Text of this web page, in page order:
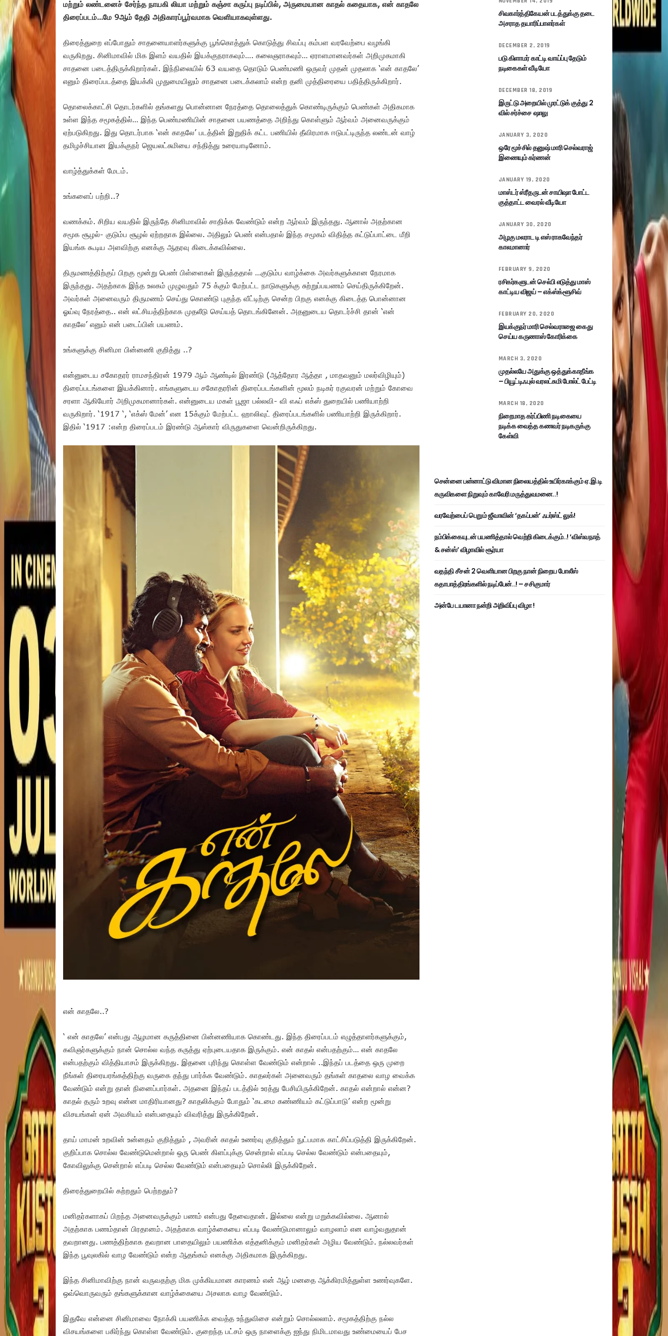
மற்றும் லண்டனைச் சேர்ந்த நாயகி லியா மற்றும் கஞ்சா கருப்பு நடிப்பில், அருமையான காதல் கதையாக, என் காதலே
திரைப்படம்…மே 9ஆம் தேதி அதிகாரப்பூர்வமாக வெளியாகவுள்ளது.
திரைத்துறை எப்போதும் சாதனையாளர்களுக்கு பூங்கொத்துக் கொடுத்து சிவப்பு கம்பள வரவேற்பை வழங்கி
வருகிறது. சினிமாவில் மிக இளம் வயதில் இயக்குநராகவும்…. கலைஞராகவும்… ஏராளமானவர்கள் அறிமுகமாகி
சாதனை படைத்திருக்கிறார்கள். இந்நிலையில் 63 வயதை தொடும் பெண்மணி ஒருவர் முதன் முதலாக ‘என் காதலே’
எனும் திரைப்படத்தை இயக்கி முதுமையிலும் சாதனை படைக்கலாம் என்ற தனி முத்திரையை பதித்திருக்கிறார்.
தொலைக்காட்சி தொடர்களில் தங்களது பொன்னான நேரத்தை தொலைத்துக் கொண்டிருக்கும் பெண்கள் அதிகமாக
உள்ள இந்த சமூகத்தில்… இந்த பெண்மணியின் சாதனை பயணத்தை அறிந்து கொள்ளும் ஆர்வம் அனைவருக்கும்
ஏற்படுகிறது. இது தொடர்பாக ‘என் காதலே’ படத்தின் இறுதிக் கட்ட பணியில் தீவிரமாக ஈடுபட்டிருந்த லண்டன் வாழ்
தமிழச்சியான இயக்குநர் ஜெயலட்சுமியை சந்தித்து உரையாடினோம்.
வாழ்த்துக்கள் மேடம்.
உங்களைப் பற்றி..?
வணக்கம். சிறிய வயதில் இருந்தே சினிமாவில் சாதிக்க வேண்டும் என்ற ஆர்வம் இருந்தது. ஆனால் அதற்கான
சமூக சூழல்- குடும்ப சூழல் ஏற்றதாக இல்லை. அதிலும் பெண் என்பதால் இந்த சமூகம் விதித்த கட்டுப்பாட்டை மீறி
இயங்க கூடிய அளவிற்கு எனக்கு ஆதரவு கிடைக்கவில்லை.
திருமணத்திற்குப் பிறகு மூன்று பெண் பிள்ளைகள் இருந்ததால் …குடும்ப வாழ்க்கை அவர்களுக்கான நேரமாக
இருந்தது. அதற்காக இந்த உலகம் முழுவதும் 75 க்கும் மேற்பட்ட நாடுகளுக்கு சுற்றுப்பயணம் செய்திருக்கிறேன்.
அவர்கள் அனைவரும் திருமணம் செய்து கொண்டு புகுந்த வீட்டிற்கு சென்ற பிறகு எனக்கு கிடைத்த பொன்னான
ஓய்வு நேரத்தை.. என் லட்சியத்திற்காக முதலீடு செய்யத் தொடங்கினேன். அதனுடைய தொடர்ச்சி தான் ‘என்
காதலே’ எனும் என் படைப்பின் பயணம்.
உங்களுக்கு சினிமா பின்னணி குறித்து ..?
என்னுடைய சகோதரர் ராமசந்திரன் 1979 ஆம் ஆண்டில் இரண்டு (ஆத்தோர ஆத்தா , மாதவனும் மலர்விழியும்)
திரைப்படங்களை இயக்கினார்.‌ எங்களுடைய சகோதரரின் திரைப்படங்களின் மூலம் நடிகர் ரகுவரன் மற்றும் கோவை
சரளா ஆகியோர் அறிமுகமானார்கள். என்னுடைய மகள் பூஜா பல்லவி- வி எஃப் எக்ஸ் துறையில் பணியாற்றி
வருகிறார். ‘1917 ‘, ‘எக்ஸ் மேன்’ என 15க்கும் மேற்பட்ட ஹாலிவுட் திரைப்படங்களில் பணியாற்றி இருக்கிறார்.
இதில் ‘1917 :என்ற திரைப்படம் இரண்டு ஆஸ்கார் விருதுகளை வென்றிருக்கிறது.
என் காதலே..?
‘ என் காதலே’ என்பது ஆழமான கருத்தினை பின்னணியாக கொண்டது. இந்த திரைப்படம் எழுத்தாளர்களுக்கும்,
கவிஞர்களுக்கும் நான் சொல்ல வந்த கருத்து ஏற்புடையதாக இருக்கும். என் காதல் என்பதற்கும்… என் காதலே
என்பதற்கும் வித்தியாசம் இருக்கிறது. இதனை புரிந்து கொள்ள வேண்டும் என்றால் ..இந்தப் படத்தை ஒரு முறை
நீங்கள் திரையரங்கத்திற்கு வருகை தந்து பார்க்க வேண்டும். காதலர்கள் அனைவரும் தங்கள் காதலை வாழ வைக்க
வேண்டும் என்று தான் நினைப்பார்கள். அதனை இந்தப் படத்தில் உரத்து பேசியிருக்கிறேன்.‌ காதல் என்றால் என்ன?
காதல் தரும் உறவு என்ன மாதிரியானது? காதலிக்கும் போதும் ‘கடமை கண்ணியம் கட்டுப்பாடு’ என்ற மூன்று
விசயங்கள் ஏன் அவசியம் என்பதையும் விவரித்து இருக்கிறேன்.
தாய் மாமன் உறவின் உன்னதம் குறித்தும் , அவரின் காதல் உணர்வு குறித்தும் நுட்பமாக காட்சிப்படுத்தி இருக்கிறேன்.
குறிப்பாக சொல்ல வேண்டுமென்றால் ஒரு பெண் கிளப்புக்கு சென்றால் எப்படி செல்ல வேண்டும் என்பதையும்,
கோவிலுக்கு சென்றால் எப்படி செல்ல வேண்டும் என்பதையும் சொல்லி இருக்கிறேன்.
திரைத்துறையில் கற்றதும் பெற்றதும்?
மனிதர்களாகப் பிறந்த அனைவருக்கும் பணம் என்பது தேவைதான். இல்லை என்று மறுக்கவில்லை. ஆனால்
அதற்காக பணம்தான் பிரதானம். அதற்காக வாழ்க்கையை எப்படி வேண்டுமானாலும் வாழலாம் என வாழ்வதுதான்
தவறானது.‌ பணத்திற்காக தவறான பாதையிலும் பயணிக்க எத்தனிக்கும் மனிதர்கள் அழிய வேண்டும். நல்லவர்கள்
இந்த பூவுலகில் வாழ வேண்டும் என்ற ஆதங்கம் எனக்கு அதிகமாக இருக்கிறது.
இந்த சினிமாவிற்கு நான் வருவதற்கு மிக முக்கியமான காரணம் என் ஆழ் மனதை ஆக்கிரமித்துள்ள உணர்வுகளே.
ஒவ்வொருவரும் தங்களுக்கான வாழ்க்கையை அசலாக வாழ வேண்டும்.
இதுவே என்னை சினிமாவை நோக்கி பயணிக்க வைத்த உந்துவிசை என்றும் சொல்லலாம். சமூகத்திற்கு நல்ல
விசயங்களை பகிர்ந்து கொள்ள வேண்டும். குறைந்த பட்சம் ஒரு நாளைக்கு ஐந்து நிமிடமாவது உண்மையைப் பேச
சிவகார்த்திகேயன் படத்துக்கு தடை
அசராத தயாரிப்பாளர்கள்
DECEMBER 2, 2019
படு கிளாமர் காட்டி வாய்ப்பு தேடும்
நடிகைகள் வீடியோ
DECEMBER 18, 2019
இருட்டு அறையில் முரட்டுக் குத்து 2
வில் சர்ச்சை ஷாலு
JANUARY 3, 2020
ஒரே மூச்சில் தனுஷ் மாரி செல்வராஜ்
இணையும் கர்ணன்
JANUARY 19, 2020
மாஸ்டர் ஸ்ரீதருடன் சாயிஷா போட்ட
குத்தாட்ட வைரல் வீடியோ
JANUARY 30, 2020
அழகு மலராட டி எஸ் ராகவேந்தர்
காலமானார்
FEBRUARY 9, 2020
ரசிகர்களுடன் செல்பி எடுத்து மாஸ்
காட்டிய விஜய் – எக்ஸ்க்ளூசிவ்
FEBRUARY 20, 2020
இயக்குநர் மாரி செல்வராஜை கைது
செய்ய கருணாஸ் கோரிக்கை
MARCH 3, 2020
முதல்லயே அதுக்கு ஒத்துக்காதீங்க
– பியூட்டிஃபுல் வரலட்சுமி போல்ட் பேட்டி
MARCH 18, 2020
நிறைமாத கர்ப்பிணி நடிகையை
நடிக்க வைத்த கணவர் நடிகருக்கு
கேள்வி
சென்னை பன்னாட்டு விமான நிலையத்தில் உயிர்காக்கும் ஏ.இ.டி
கருவிகளை நிறுவும் காவேரி மருத்துவமனை..!
வரவேற்பைப் பெறும் ஜீவாவின் ‘தகப்பன்’ ஃபர்ஸ்ட் லுக்!
நம்பிக்கையுடன் பயணித்தால் வெற்றி கிடைக்கும்..! ‘விஸ்வநாத்
& சன்ஸ்’ விழாவில் சூர்யா
வதந்தி சீசன் 2 வெளியான பிறகு நான் நிறைய போலீஸ்
கதாபாத்திரங்களில் நடிப்பேன்..! – சசிகுமார்
அன்பே டயானா நன்றி அறிவிப்பு விழா !